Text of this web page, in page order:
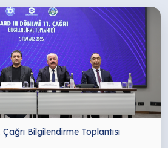
Bilgilendirme Toplantısı